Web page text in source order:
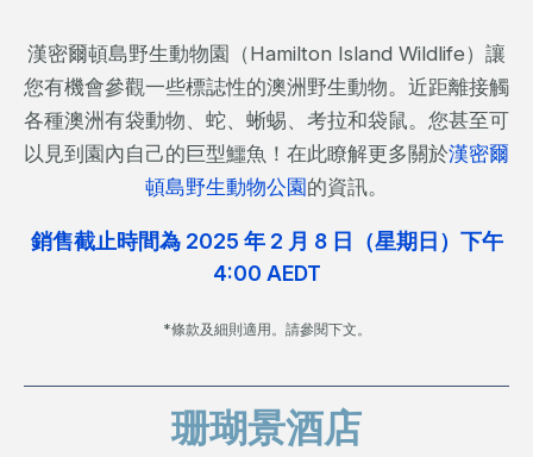
漢密爾頓島野生動物園（Hamilton Island Wildlife）讓
您有機會參觀一些標誌性的澳洲野生動物。近距離接觸
各種澳洲有袋動物、蛇、蜥蜴、考拉和袋鼠。您甚至可
以見到園內自己的巨型鱷魚！在此瞭解更多關於漢密爾
頓島野生動物公園的資訊。
銷售截止時間為 2025 年 2 月 8 日（星期日）下午
4:00 AEDT
*條款及細則適用。請參閱下文。
珊瑚景酒店